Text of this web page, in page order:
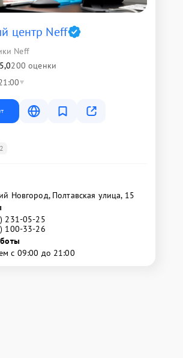
центр Neff
Neff
5,0200 оценки
Новгород, Полтавская улица, 15
231-05-25
100-33-26
с 09:00 до 21:00